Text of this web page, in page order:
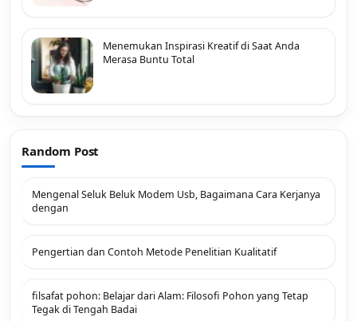
Menemukan Inspirasi Kreatif di Saat Anda
Merasa Buntu Total
Random Post
Mengenal Seluk Beluk Modem Usb, Bagaimana Cara Kerjanya
dengan
Pengertian dan Contoh Metode Penelitian Kualitatif
filsafat pohon: Belajar dari Alam: Filosofi Pohon yang Tetap
Tegak di Tengah Badai